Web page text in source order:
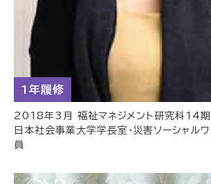
1年履修
2018年3月 福祉マネジメント研究科14期
日本社会事業大学学長室・災害ソーシャル
員